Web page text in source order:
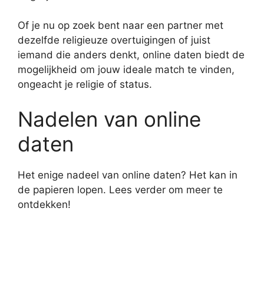
Of je nu op zoek bent naar een partner met
dezelfde religieuze overtuigingen of juist
iemand die anders denkt, online daten biedt de
mogelijkheid om jouw ideale match te vinden,
ongeacht je religie of status.
Nadelen van online
daten
Het enige nadeel van online daten? Het kan in
de papieren lopen. Lees verder om meer te
ontdekken!